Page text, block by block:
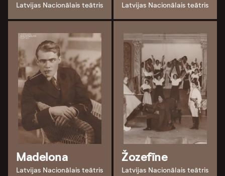
Latvijas Nacionālais teātris Latvijas Nacionālais teātris
Madelona
Latvijas Nacionālais teātris
Žozefīne
Latvijas Nacionālais teātris